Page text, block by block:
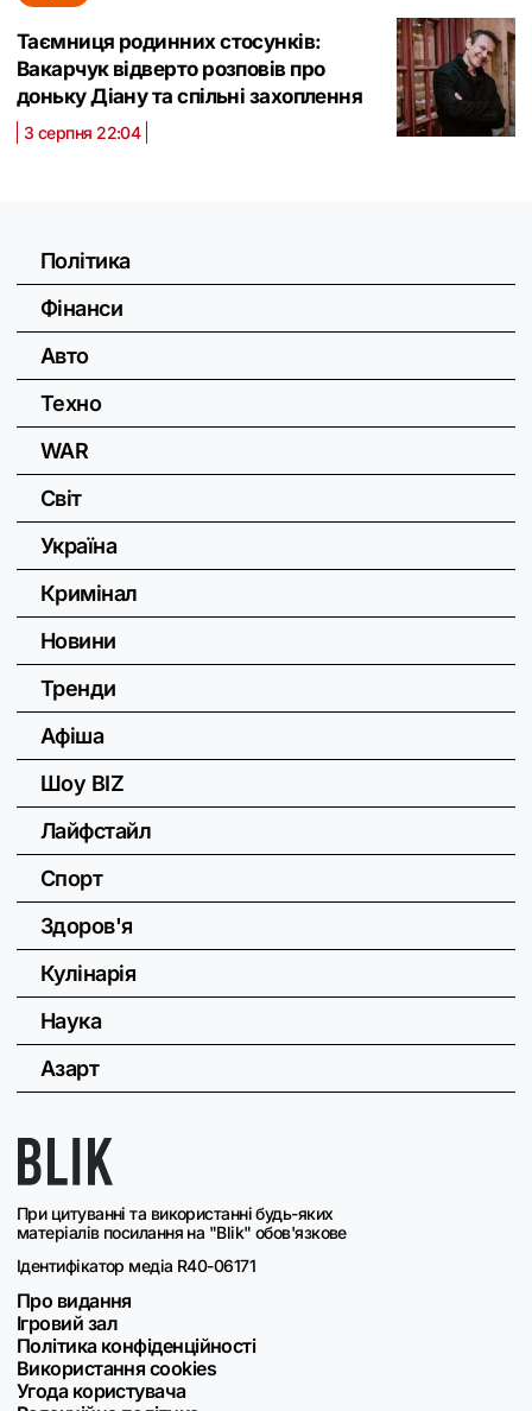
Таємниця родинних стосунків:
Вакарчук відверто розповів про
доньку Діану та спільні захоплення
3 серпня 22:04
При цитуванні та використанні будь-яких
матеріалів посилання на "Blik" обов'язкове
Ідентифікатор медіа R40-06171
Про видання
Ігровий зал
Політика конфіденційності
Використання cookies
Угода користувача
Політика
Фінанси
Авто
Техно
WAR
Світ
Україна
Кримінал
Новини
Тренди
Афіша
Шоу BIZ
Лайфстайл
Спорт
Здоров'я
Кулінарія
Наука
Азарт